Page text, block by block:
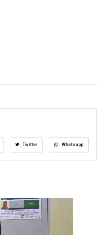
Twitter Whatsapp